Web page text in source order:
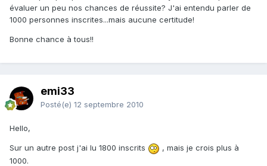
évaluer un peu nos chances de réussite? J'ai entendu parler de
1000 personnes inscrites...mais aucune certitude!
Bonne chance à tous!!
emi33
Posté(e) 12 septembre 2010
Hello,
Sur un autre post j'ai lu 1800 inscrits
, mais je crois plus à
1000.